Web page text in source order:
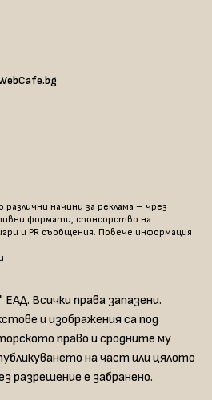
различни начини за реклама – чрез
формати, спонсорство на
и PR съобщения. Повече информация
Всички права запазени.
и изображения са под
право и сродните му
на част или цялото
разрешение е забранено.